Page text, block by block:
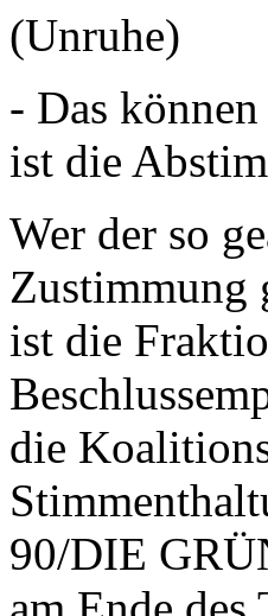
(Unruhe)
- Das
ist die
Wer der so
Zustimmung
ist die
die
90/DIE